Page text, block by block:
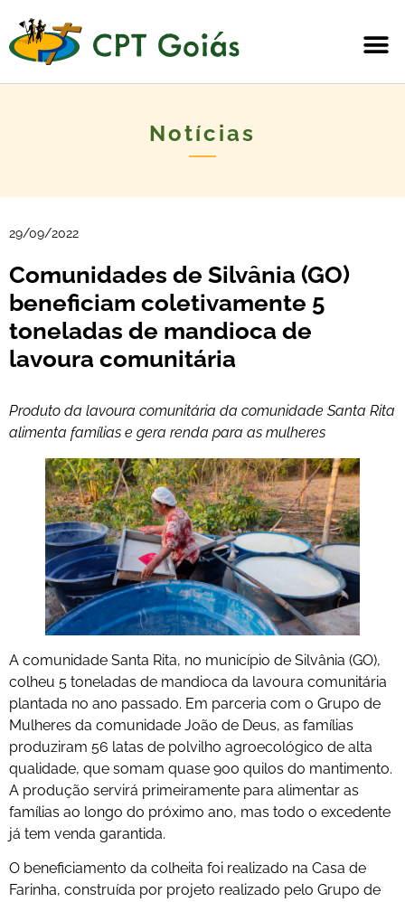
Notícias
29/09/2022
Comunidades de Silvânia (GO)
beneficiam coletivamente 5
toneladas de mandioca de
lavoura comunitária
Produto da lavoura comunitária da comunidade Santa Rita
alimenta famílias e gera renda para as mulheres
A comunidade Santa Rita, no município de Silvânia (GO),
colheu 5 toneladas de mandioca da lavoura comunitária
plantada no ano passado. Em parceria com o Grupo de
Mulheres da comunidade João de Deus, as famílias
produziram 56 latas de polvilho agroecológico de alta
qualidade, que somam quase 900 quilos do mantimento.
A produção servirá primeiramente para alimentar as
famílias ao longo do próximo ano, mas todo o excedente
já tem venda garantida.
O beneficiamento da colheita foi realizado na Casa de
Farinha, construída por projeto realizado pelo Grupo de